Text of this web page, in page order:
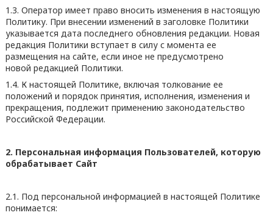
1.3. Оператор имеет право вносить изменения в настоящую
Политику. При внесении изменений в заголовке Политики
указывается дата последнего обновления редакции. Новая
редакция Политики вступает в силу с момента ее
размещения на сайте, если иное не предусмотрено
новой редакцией Политики.
1.4. К настоящей Политике, включая толкование ее
положений и порядок принятия, исполнения, изменения и
прекращения, подлежит применению законодательство
Российской Федерации.
2. Персональная информация Пользователей, которую
обрабатывает Сайт
2.1. Под персональной информацией в настоящей Политике
понимается: